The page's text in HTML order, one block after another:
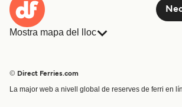
Mostra mapa del lloc
© Direct Ferries.com
La major web a nivell global de reserves de ferri en